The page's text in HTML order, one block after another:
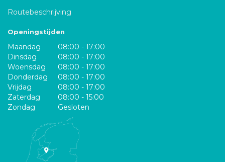
Routebeschrijving
Openingstijden
Maandag
08:00 - 17:00
Dinsdag
08:00 - 17:00
Woensdag
08:00 - 17:00
Donderdag
08:00 - 17:00
Vrijdag
08:00 - 17:00
Zaterdag
08:00 - 15:00
Zondag
Gesloten